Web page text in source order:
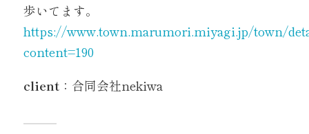
歩いてます。
https://www.town.marumori.miyagi.jp/town/
content=190
client：合同会社nekiwa